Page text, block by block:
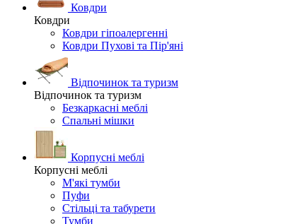
Ковдри
Ковдри
Ковдри гіпоалергенні
Ковдри Пухові та Пір'яні
Відпочинок та туризм
Відпочинок та туризм
Безкаркасні меблі
Спальні мішки
Корпусні меблі
Корпусні меблі
М'які тумби
Пуфи
Стільці та табурети
Тумби